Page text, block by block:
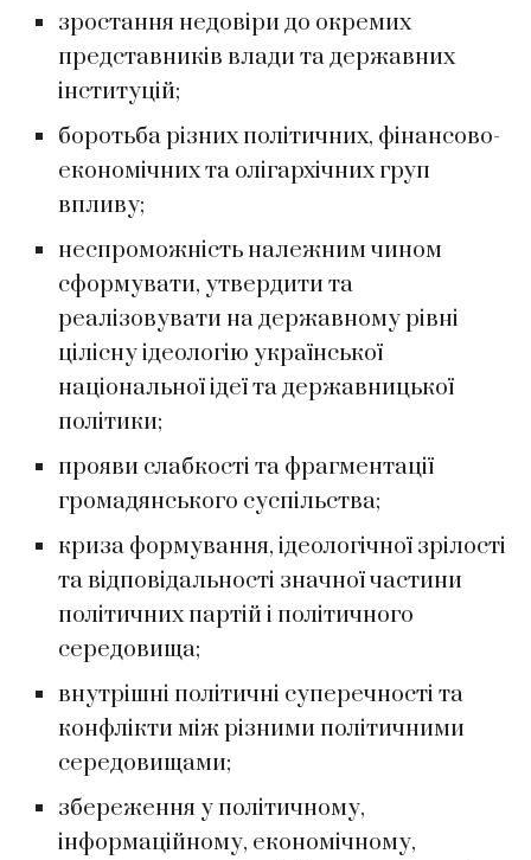
зростання недовіри до окремих
представників влади та державних
інституцій;
боротьба різних політичних, фінансово-
економічних та олігархічних груп
впливу;
неспроможність належним чином
сформувати, утвердити та
реалізовувати на державному рівні
цілісну ідеологію української
національної ідеї та державницької
політики;
прояви слабкості та фрагментації
громадянського суспільства;
криза формування, ідеологічної зрілості
та відповідальності значної частини
політичних партій і політичного
середовища;
внутрішні політичні суперечності та
конфлікти між різними політичними
середовищами;
збереження у політичному,
інформаційному, економічному,